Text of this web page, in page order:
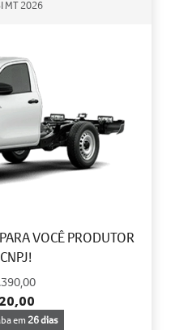
MT 2026
VOCÊ PRODUTOR
em26 dias